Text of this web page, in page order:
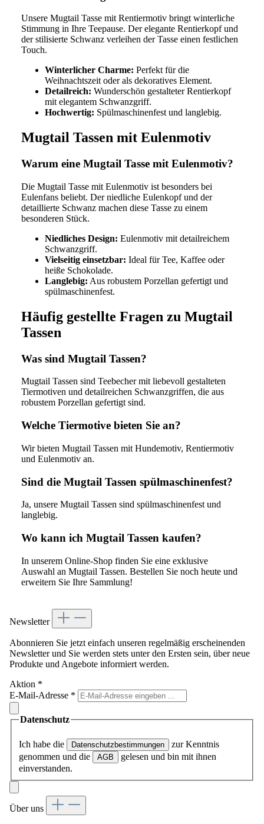
Unsere Mugtail Tasse mit Rentiermotiv bringt winterliche
Stimmung in Ihre Teepause. Der elegante Rentierkopf und
der stilisierte Schwanz verleihen der Tasse einen festlichen
Touch.
Winterlicher Charme: Perfekt für die
Weihnachtszeit oder als dekoratives Element.
Detailreich: Wunderschön gestalteter Rentierkopf
mit elegantem Schwanzgriff.
Hochwertig: Spülmaschinenfest und langlebig.
Mugtail Tassen mit Eulenmotiv
Warum eine Mugtail Tasse mit Eulenmotiv?
Die Mugtail Tasse mit Eulenmotiv ist besonders bei
Eulenfans beliebt. Der niedliche Eulenkopf und der
detaillierte Schwanz machen diese Tasse zu einem
besonderen Stück.
Niedliches Design: Eulenmotiv mit detailreichem
Schwanzgriff.
Vielseitig einsetzbar: Ideal für Tee, Kaffee oder
heiße Schokolade.
Langlebig: Aus robustem Porzellan gefertigt und
spülmaschinenfest.
Häufig gestellte Fragen zu Mugtail
Tassen
Was sind Mugtail Tassen?
Mugtail Tassen sind Teebecher mit liebevoll gestalteten
Tiermotiven und detailreichen Schwanzgriffen, die aus
robustem Porzellan gefertigt sind.
Welche Tiermotive bieten Sie an?
Wir bieten Mugtail Tassen mit Hundemotiv, Rentiermotiv
und Eulenmotiv an.
Sind die Mugtail Tassen spülmaschinenfest?
Ja, unsere Mugtail Tassen sind spülmaschinenfest und
langlebig.
Wo kann ich Mugtail Tassen kaufen?
In unserem Online-Shop finden Sie eine exklusive
Auswahl an Mugtail Tassen. Bestellen Sie noch heute und
erweitern Sie Ihre Sammlung!
Newsletter
Abonnieren Sie jetzt einfach unseren regelmäßig erscheinenden
Newsletter und Sie werden stets unter den Ersten sein, über neue
Produkte und Angebote informiert werden.
Aktion *
E-Mail-Adresse *
Datenschutz
Ich habe die Datenschutzbestimmungen
zur Kenntnis
genommen und die
AGB
gelesen und bin mit ihnen
einverstanden.
Über uns